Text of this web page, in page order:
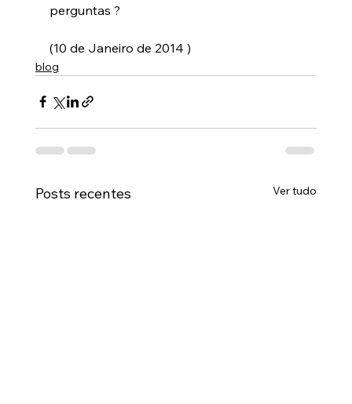
perguntas ?
(10 de Janeiro de 2014 )
blog
Posts recentes Ver tudo